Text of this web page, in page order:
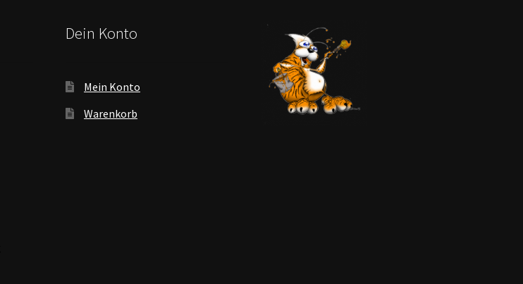
Dein Konto
Mein Konto
Warenkorb